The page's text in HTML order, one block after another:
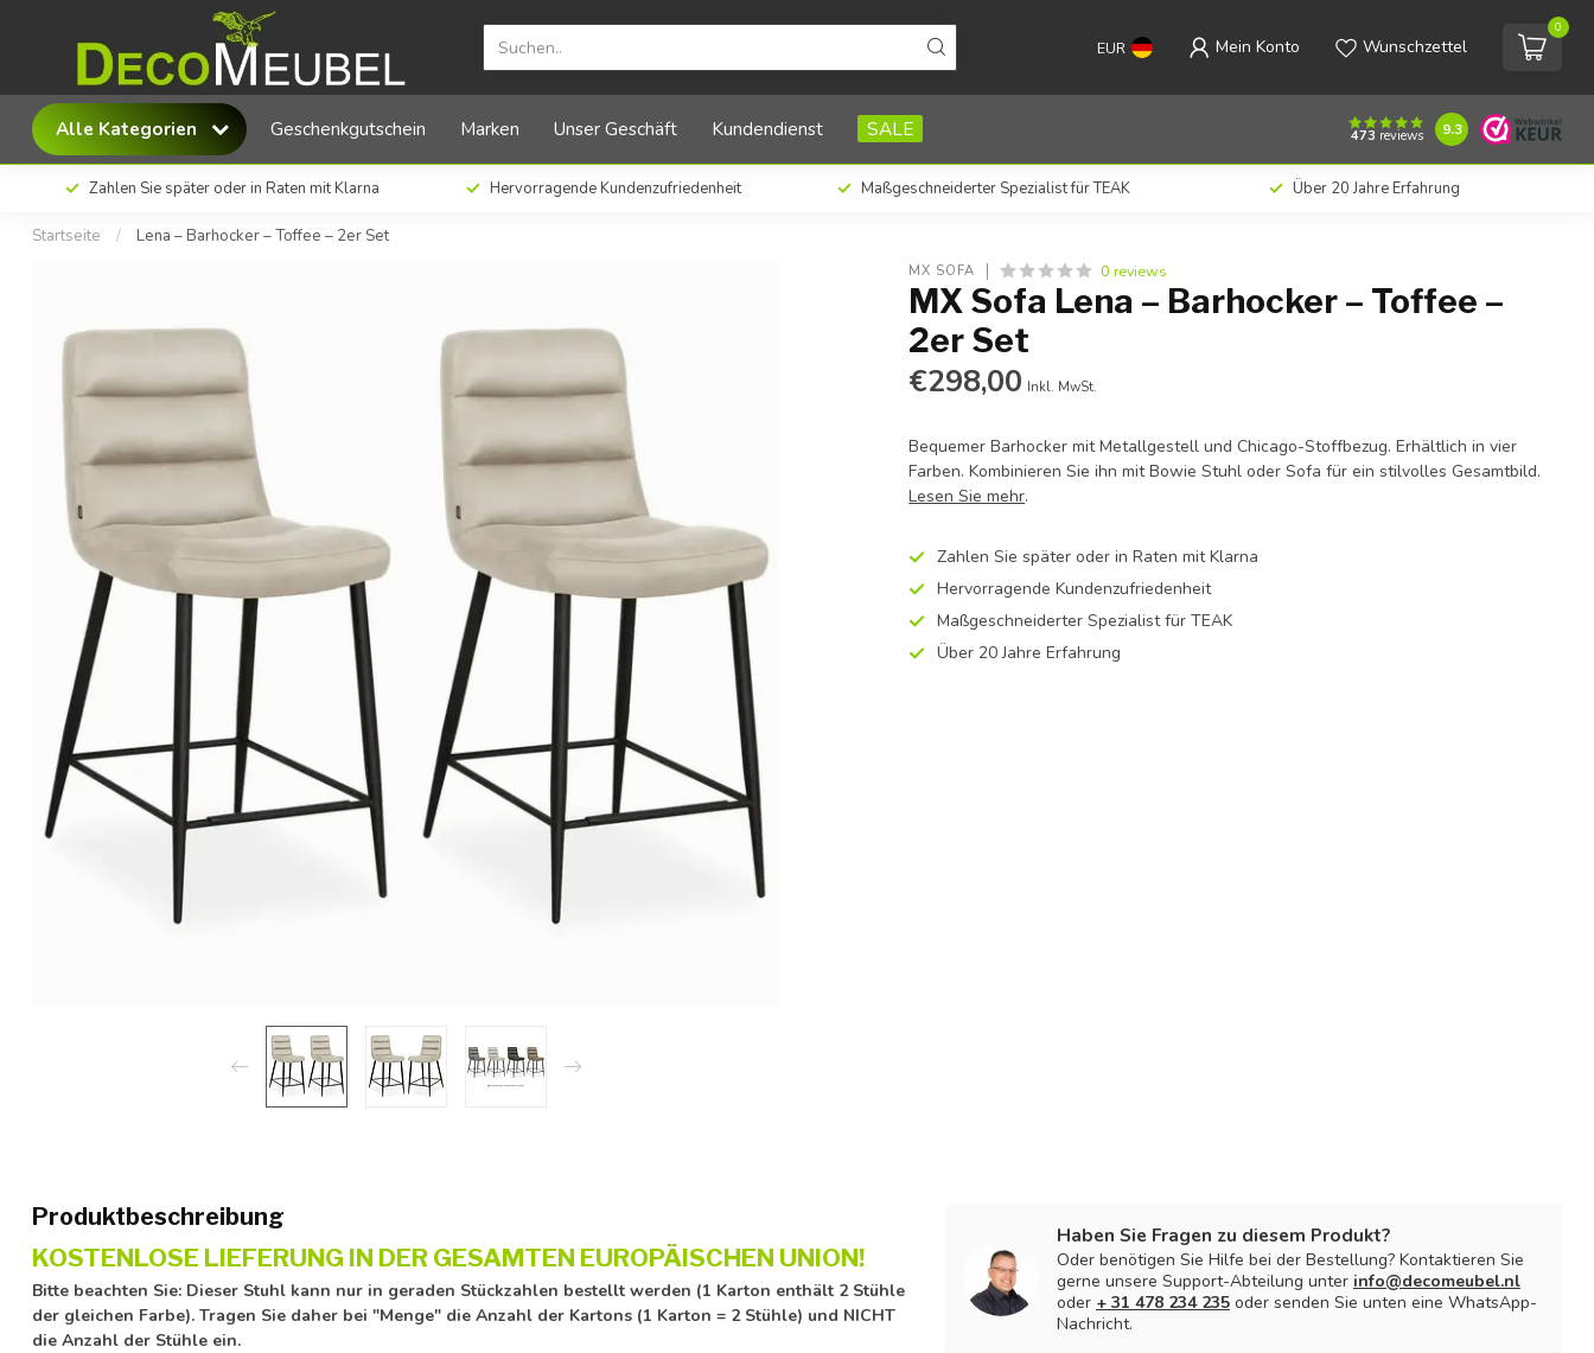
EUR Mein Konto Wunschzettel
0
Alle Kategorien Geschenkgutschein Marken Unser Geschäft Kundendienst SALE 473 reviews 9.3
Zahlen Sie später oder in Raten mit Klarna Hervorragende Kundenzufriedenheit Maßgeschneiderter Spezialist für TEAK Über 20 Jahre Erfahrung
Startseite / Lena – Barhocker – Toffee – 2er Set
MX Sofa Lena – Barhocker – Toffee – 2er Set
MX SOFA 0 reviews
MX Sofa Lena – Barhocker – Toffee –
2er Set
€298,00 Inkl. MwSt.
Bequemer Barhocker mit Metallgestell und Chicago-Stoffbezug. Erhältlich in vier
Farben. Kombinieren Sie ihn mit Bowie Stuhl oder Sofa für ein stilvolles Gesamtbild.
Lesen Sie mehr.
Zahlen Sie später oder in Raten mit Klarna
Hervorragende Kundenzufriedenheit
Maßgeschneiderter Spezialist für TEAK
Über 20 Jahre Erfahrung
Produktbeschreibung
KOSTENLOSE LIEFERUNG IN DER GESAMTEN EUROPÄISCHEN UNION!
Bitte beachten Sie: Dieser Stuhl kann nur in geraden Stückzahlen bestellt werden (1 Karton enthält 2 Stühle
der gleichen Farbe). Tragen Sie daher bei "Menge" die Anzahl der Kartons (1 Karton = 2 Stühle) und NICHT
die Anzahl der Stühle ein.
Haben Sie Fragen zu diesem Produkt?
Oder benötigen Sie Hilfe bei der Bestellung? Kontaktieren Sie
gerne unsere Support-Abteilung unter info@decomeubel.nl
oder + 31 478 234 235 oder senden Sie unten eine WhatsApp-
Nachricht.